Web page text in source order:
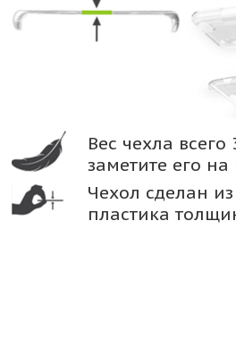
Вес чехла
заметите его
Чехол сделан из
пластика